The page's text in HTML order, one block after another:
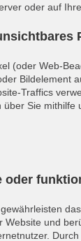
oder auf
(oder Web-
Bildelement
Traffics
über Sie mithilfe
oder
Website und